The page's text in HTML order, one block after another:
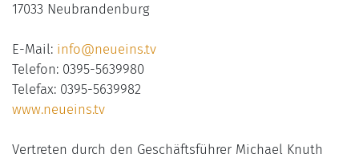
17033 Neubrandenburg
E-Mail: info@neueins.tv
Telefon: 0395-5639980
Telefax: 0395-5639982
www.neueins.tv
Vertreten durch den Geschäftsführer Michael Knuth